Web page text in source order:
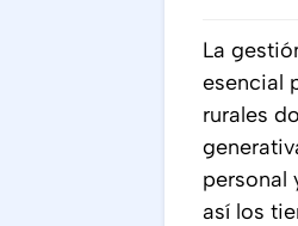
La
esencial
rurales
personal
así los